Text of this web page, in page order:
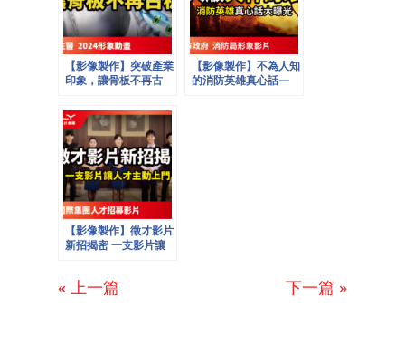
【影像製作】突破產業
印象，讓骨板不再古
形象動畫
【影像製作】不為人知
的消防英雄真心話—
【影像製作】徵才影片
新招揭密 一支影片讓
« 上一篇 下一篇 »